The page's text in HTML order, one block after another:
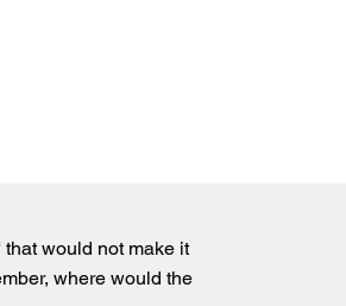
that would not make it
where would the